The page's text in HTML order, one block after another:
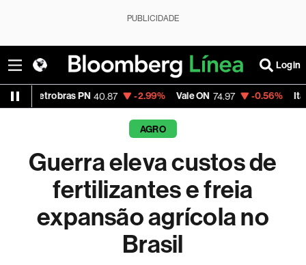
PUBLICIDADE
Login
40.87 -2.99% Vale ON 74.97 -0.56% Itaú PN 40.75
AGRO
Guerra eleva custos de
fertilizantes e freia
expansão agrícola no
Brasil